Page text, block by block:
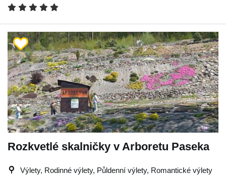
Rozkvetlé skalničky v Arboretu Paseka
Výlety, Rodinné výlety, Půldenní výlety, Romantické výlety